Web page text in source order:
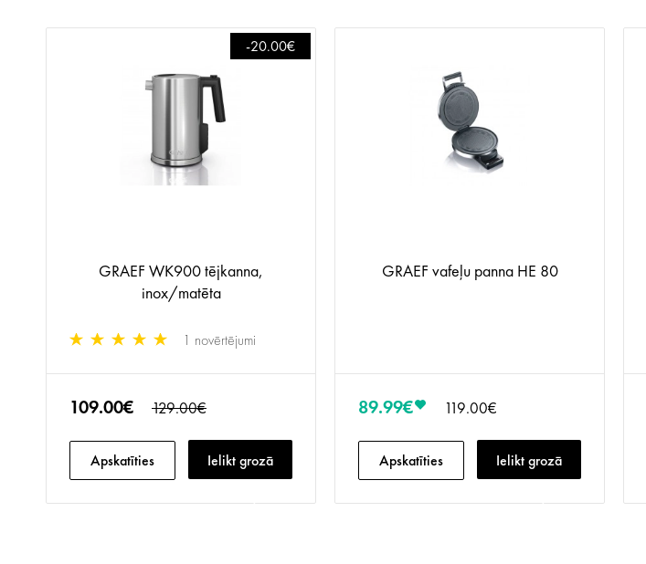
-20.00€
GRAEF WK900 tējkanna,
inox/matēta
1 novērtējumi
109.00€ 129.00€
Apskatīties Ielikt grozā
GRAEF vafeļu panna HE 80
89.99€ 119.00€
Apskatīties Ielikt grozā